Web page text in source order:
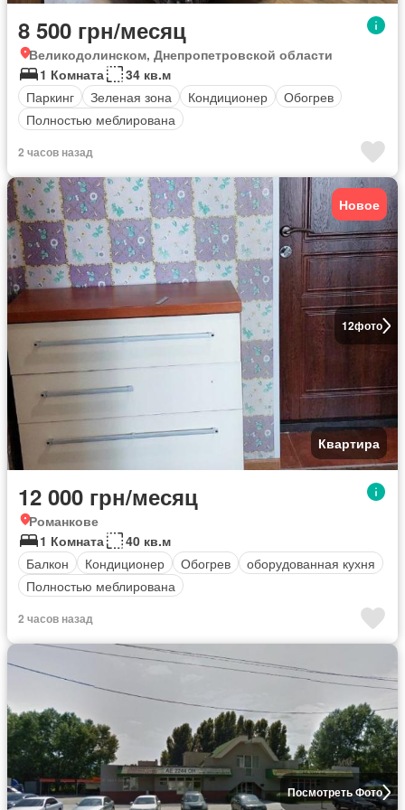
8 500 грн/месяц
Великодолинском, Днепропетровской области
1 Комната
34 кв.м
Паркинг
Зеленая зона Кондиционер
Обогрев
Полностью меблирована
2 часов назад
12фото
Новое
Квартира
12 000 грн/месяц
Романкове
1 Комната
40 кв.м
Балкон
Кондиционер Обогрев
оборудованная кухня
Полностью меблирована
2 часов назад
Посмотреть Фото